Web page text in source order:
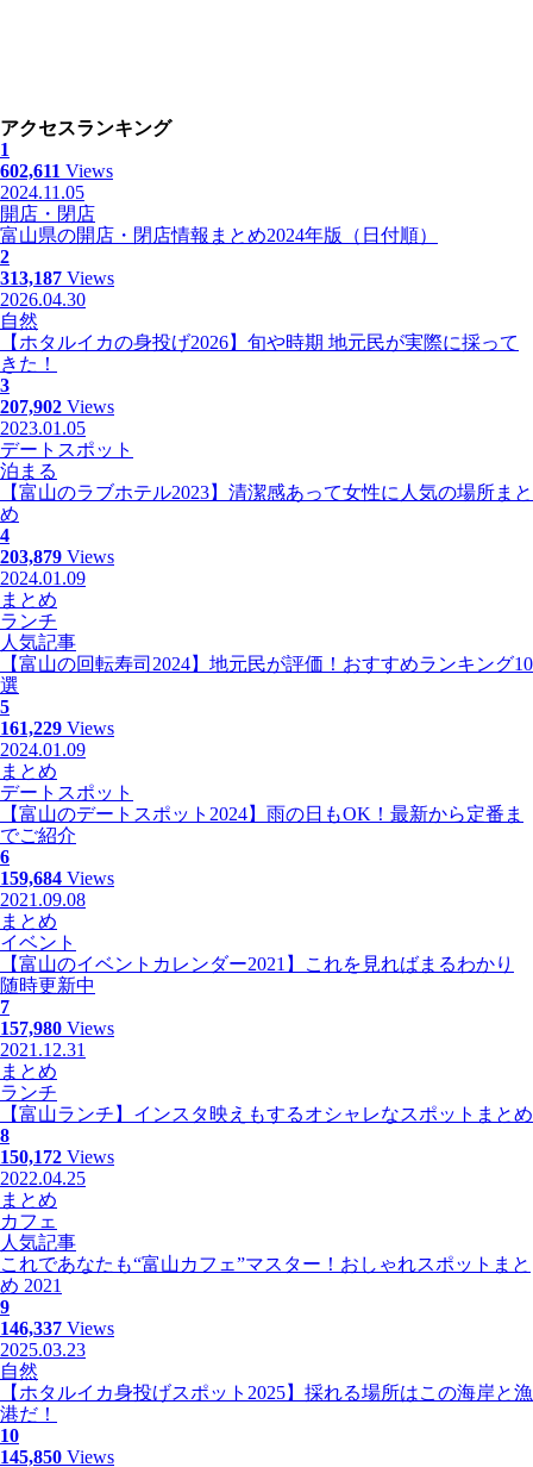
アクセスランキング
1
602,611 Views
2024.11.05
開店・閉店
富山県の開店・閉店情報まとめ2024年版（日付順）
2
313,187 Views
2026.04.30
自然
【ホタルイカの身投げ2026】旬や時期 地元民が実際に採って
きた！
3
207,902 Views
2023.01.05
デートスポット
泊まる
【富山のラブホテル2023】清潔感あって女性に人気の場所まと
め
4
203,879 Views
2024.01.09
まとめ
ランチ
人気記事
【富山の回転寿司2024】地元民が評価！おすすめランキング10
選
5
161,229 Views
2024.01.09
まとめ
デートスポット
【富山のデートスポット2024】雨の日もOK！最新から定番ま
でご紹介
6
159,684 Views
2021.09.08
まとめ
イベント
【富山のイベントカレンダー2021】これを見ればまるわかり
随時更新中
7
157,980 Views
2021.12.31
まとめ
ランチ
【富山ランチ】インスタ映えもするオシャレなスポットまとめ
8
150,172 Views
2022.04.25
まとめ
カフェ
人気記事
これであなたも“富山カフェ”マスター！おしゃれスポットまと
め 2021
9
146,337 Views
2025.03.23
自然
【ホタルイカ身投げスポット2025】採れる場所はこの海岸と漁
港だ！
10
145,850 Views